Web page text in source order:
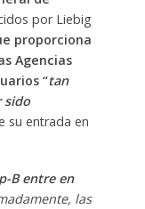
por Liebig
proporciona
Agencias
“tan
sido
su entrada en
B entre en
las